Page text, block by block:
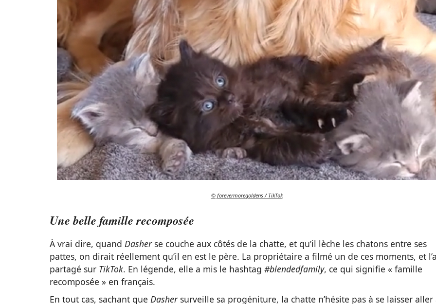
© forevermoregoldens / TikTok
Une belle famille recomposée
À vrai dire, quand Dasherse couche aux côtés de la chatte, et qu’il lèche les chatons entre ses
pattes, on dirait réellement qu’il en est le père. La propriétaire a filmé un de ces moments, et
partagé sur TikTok. En légende, elle a mis le hashtag #blendedfamily, ce qui signifie « famille
recomposée » en français.
En tout cas, sachant que Dashersurveille sa progéniture, la chatte n’hésite pas à se laisser aller